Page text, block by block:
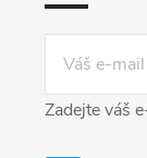
Zadejte váš